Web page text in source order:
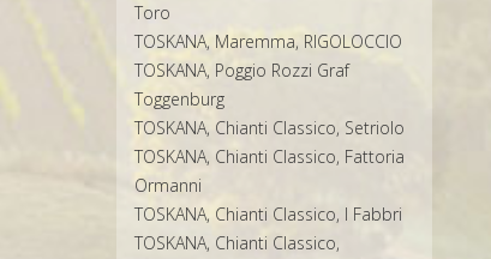
Toro
TOSKANA, Maremma, RIGOLOCCIO
TOSKANA, Poggio Rozzi Graf
Toggenburg
TOSKANA, Chianti Classico, Setriolo
TOSKANA, Chianti Classico, Fattoria
Ormanni
TOSKANA, Chianti Classico, I Fabbri
TOSKANA, Chianti Classico,